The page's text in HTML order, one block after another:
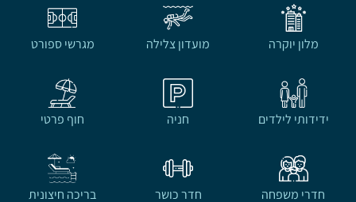
מלון יוקרה מועדון צלילה מגרשי ספורט
ידידותי לילדים חניה חוף פרטי
חדרי משפחה חדר כושר בריכה חיצונית